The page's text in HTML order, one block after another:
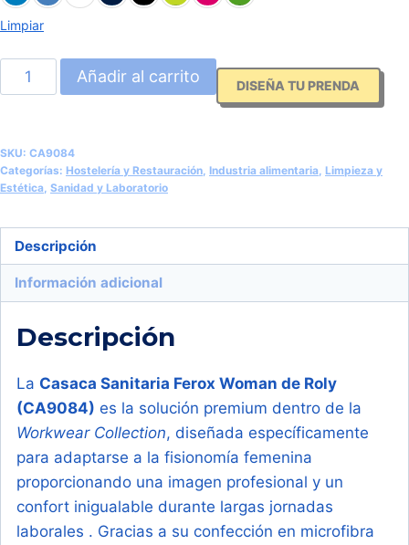
Limpiar
Casaca
Sanitaria
Microfibra
Mujer
Ferox
Woman
CA9084)
Añadir al carrito DISEÑA TU PRENDA
SKU: CA9084
Categorías: Hostelería y Restauración, Industria alimentaria, Limpieza y
Estética, Sanidad y Laboratorio
Descripción
Información adicional
Descripción
La Casaca Sanitaria Ferox Woman de Roly
(CA9084) es la solución premium dentro de la
Workwear Collection, diseñada específicamente
para adaptarse a la fisionomía femenina
proporcionando una imagen profesional y un
confort inigualable durante largas jornadas
laborales . Gracias a su confección en microfibra